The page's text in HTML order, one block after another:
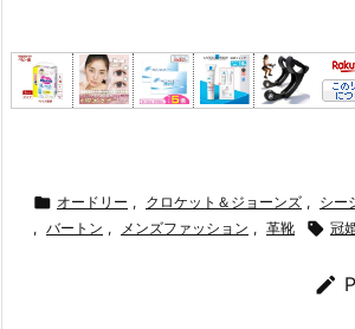
 オードリー , クロケット＆ジョーンズ , シー
, バートン , メンズファッション , 革靴  冠
